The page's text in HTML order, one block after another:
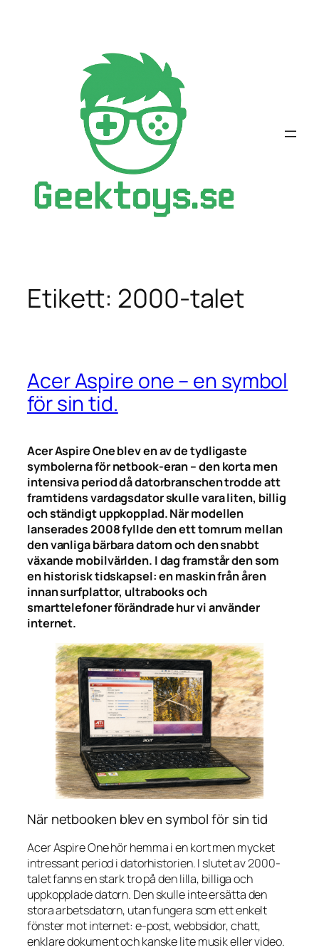
Etikett: 2000-talet
Acer Aspire one – en symbol
för sin tid.
Acer Aspire One blev en av de tydligaste
symbolerna för netbook-eran – den korta men
intensiva period då datorbranschen trodde att
framtidens vardagsdator skulle vara liten, billig
och ständigt uppkopplad. När modellen
lanserades 2008 fyllde den ett tomrum mellan
den vanliga bärbara datorn och den snabbt
växande mobilvärlden. I dag framstår den som
en historisk tidskapsel: en maskin från åren
innan surfplattor, ultrabooks och
smarttelefoner förändrade hur vi använder
internet.
När netbooken blev en symbol för sin tid
Acer Aspire One hör hemma i en kort men mycket
intressant period i datorhistorien. I slutet av 2000-
talet fanns en stark tro på den lilla, billiga och
uppkopplade datorn. Den skulle inte ersätta den
stora arbetsdatorn, utan fungera som ett enkelt
fönster mot internet: e-post, webbsidor, chatt,
enklare dokument och kanske lite musik eller video.